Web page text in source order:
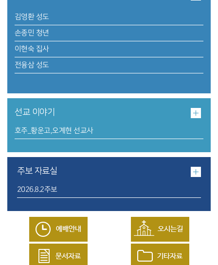
김영환 성도
손종민 청년
이현숙 집사
전융삼 성도
선교 이야기
호주_황운고,오계현 선교사
주보 자료실
2026.8.2주보